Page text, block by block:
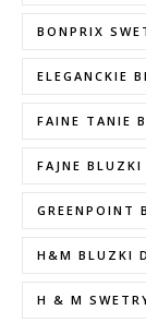
BONPRIX
ELEGANCKIE
FAINE TANIE
FAJNE BLUZKI
GREENPOINT
H&M BLUZKI
H & M